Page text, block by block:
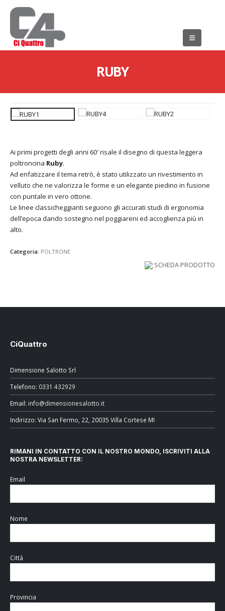
RUBY
Ai primi progetti degli anni 60′ risale il disegno di questa leggera
poltroncina Ruby.
Ad enfatizzare il tema retrò, è stato utilizzato un rivestimento in
velluto che ne valorizza le forme e un elegante piedino in fusione
con puntale in vero ottone.
Le linee classicheggianti seguono gli accurati studi di ergonomia
dell’epoca dando sostegno nel poggiareni ed accoglienza più in
alto.
Categoria: POLTRONE
SCHEDA PRODOTTO
CiQuattro
Dimensione Salotto Srl
Telefono: 0331 432929
Email: info@dimensionesalotto.it
Indirizzo: Via San Fermo, 22, 20035 Villa Cortese MI
RIMANI IN CONTATTO CON IL NOSTRO MONDO, ISCRIVITI ALLA
NOSTRA NEWSLETTER:
Email
Nome
Città
Provincia